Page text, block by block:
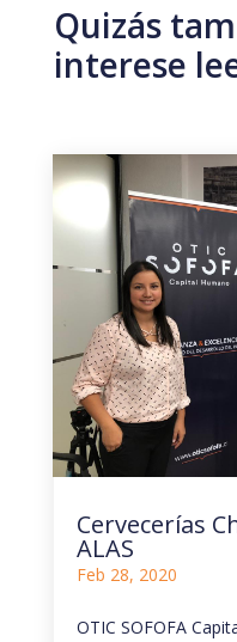
Quizás
interese
Cervecerías
ALAS
Feb 28, 2020
OTIC SOFOFA